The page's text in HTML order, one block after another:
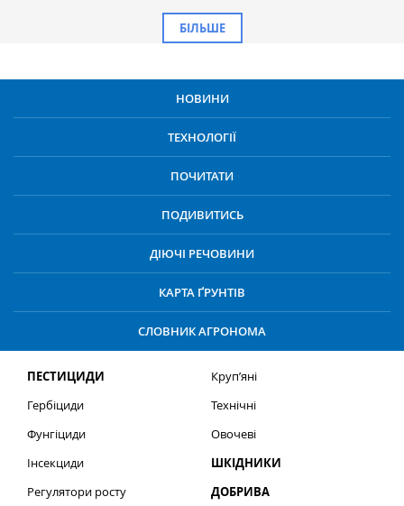
БІЛЬШЕ
НОВИНИ
ТЕХНОЛОГІЇ
ПОЧИТАТИ
ПОДИВИТИСЬ
ДІЮЧІ РЕЧОВИНИ
КАРТА ҐРУНТІВ
СЛОВНИК АГРОНОМА
ПЕСТИЦИДИ
Гербіциди
Фунгіциди
Інсекциди
Регулятори росту
Круп’яні
Технічні
Овочеві
ШКІДНИКИ
ДОБРИВА